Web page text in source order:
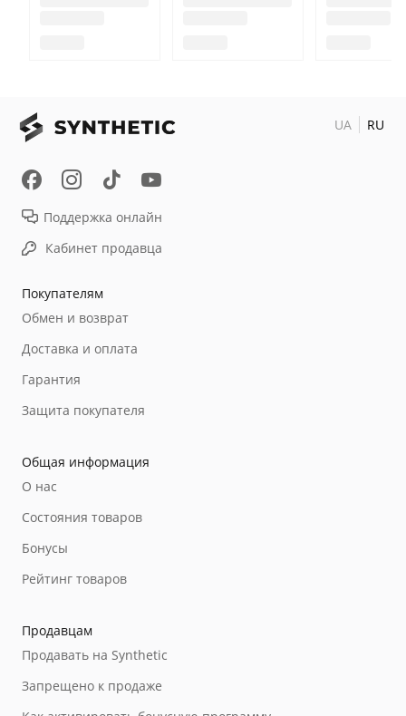
Покупателям
Обмен и возврат
Доставка и оплата
Гарантия
Защита покупателя
Общая информация
О нас
Состояния товаров
Бонусы
Рейтинг товаров
Продавцам
Продавать на Synthetic
Запрещено к продаже
Поддержка онлайн
Кабинет продавца
UA RU